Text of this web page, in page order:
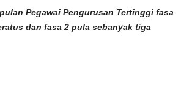
Pegawai Pengurusan Tertinggi fasa
dan fasa 2 pula sebanyak tiga